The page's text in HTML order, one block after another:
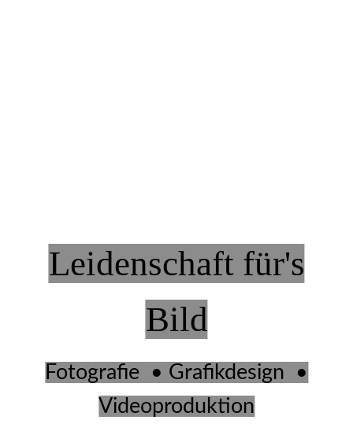
Leidenschaft für's
Bild
Fotografie • Grafikdesign •
Videoproduktion